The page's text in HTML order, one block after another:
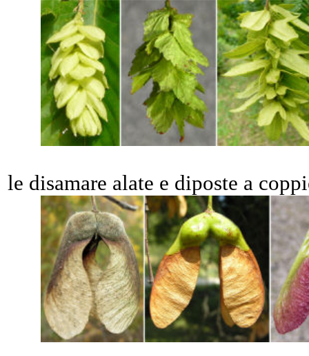
le disamare alate e diposte a